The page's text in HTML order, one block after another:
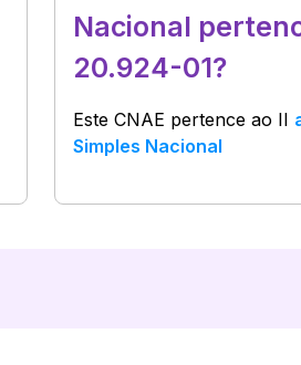
Nacional
20.924-01?
Este CNAE pertence ao II
Simples Nacional